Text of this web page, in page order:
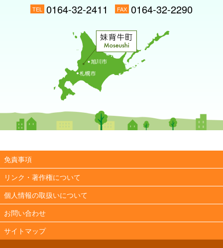
TEL 0164-32-2411 FAX 0164-32-2290
免責事項
リンク・著作権について
個人情報の取扱いについて
お問い合わせ
サイトマップ